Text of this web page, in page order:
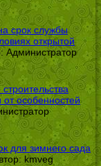
срок службы
открытой
Администратор
от особенностей
для зимнего сада
kmveg